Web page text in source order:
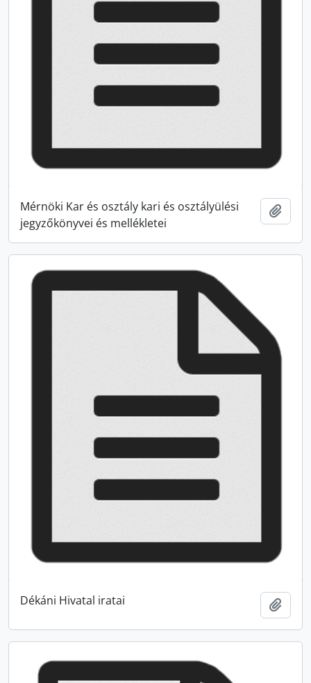
Mérnöki Kar és osztály kari és osztályülési
jegyzőkönyvei és mellékletei
Dékáni Hivatal iratai